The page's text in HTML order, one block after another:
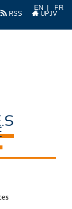
RSS UPJV
EN FR